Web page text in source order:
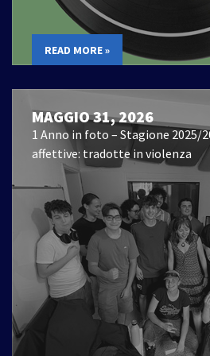
READ MORE »
MAGGIO 31, 2026
1 Anno in foto – Stagione 2025/
affettive: tradotte in violenza